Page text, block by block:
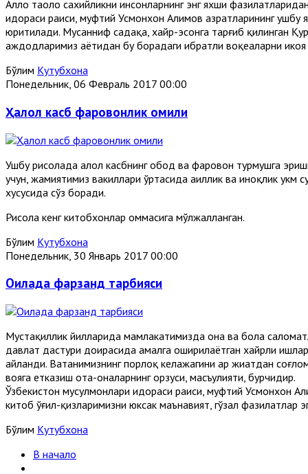
Аллоҳ таоло сахийликни инсонларнинг энг яхши
идораси раиси, муфтий Усмонхон Алимов ҳазратларининг ушбу
юритилади. Мусанниф садақа, хайр-эҳсонга тарғиб қилинган
аждодларимиз ҳаётидан бу борадаги ибратли воқеаларни
Бўлим Кутубхона
Понедельник, 06 Февраль 2017 00:00
Ҳалол касб фаровонлик омили
Ушбу рисолада ҳалол касбнинг обод ва фаровон турмушга
учун, жамиятимиз вакиллари ўртасида аҳиллик ва иноқлик
хусусида сўз боради.
Рисола кенг китобхонлар оммасига мўлжалланган.
Бўлим Кутубхона
Понедельник, 30 Январь 2017 00:00
Оилада фарзанд тарбияси
Мустақиллик йилларида мамлакатимизда она ва бола
давлат дастури доирасида амалга оширилаётган хайрли
айланди. Ватанимизнинг порлоқ келажагини ҳар жиҳатдан
вояга етказиш ота-оналарнинг орзуси, масъулияти, бурчидир.
Ўзбекистон мусулмонлари идораси раиси, муфтий Усмонхон
китоб ўғил-қиз­ларимизни юксак маънавият, гўзал
Бўлим Кутубхона
В начало